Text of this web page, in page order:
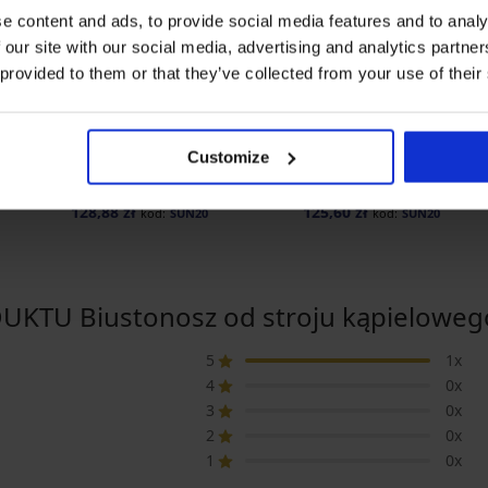
content and ads, to provide social media features and to
site with our social media, advertising and analytics
to them or that they’ve collected from your use of
Customize
5
-20% SUN20
Wyprzedaż
Zniżka -70%
Dwuczęściowy strój
kąpielowy Marine
536,98 zł
128,88 zł kod: SUN20
-20% SUN20
Wyprzedaż
Zniżka -50%
313,99 zł
125,60 zł kod: SUN20
Biustonosz od stroju
5
1x
4
0x
3
0x
2
0x
1
0x